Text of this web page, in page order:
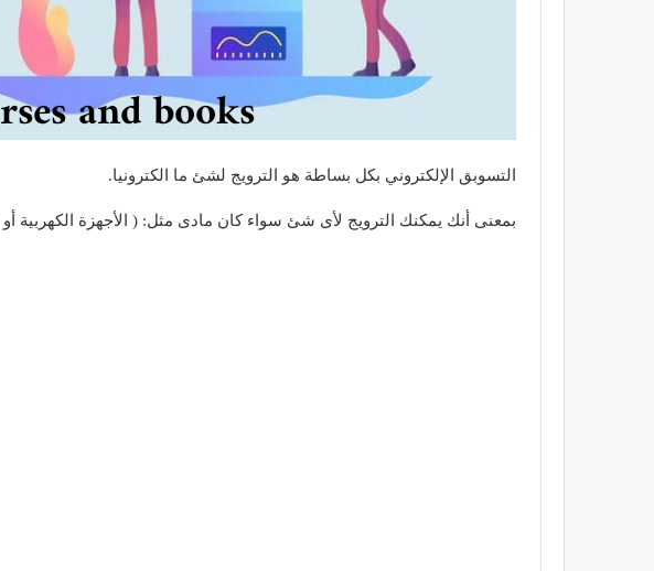
التسوبق الإلكتروني بكل بساطة هو الترويج لشئ ما الكترونيا.
بمعنى أنك يمكنك الترويج لأى شئ سواء كان مادى مثل: ( الأجهزة الكهربية أو